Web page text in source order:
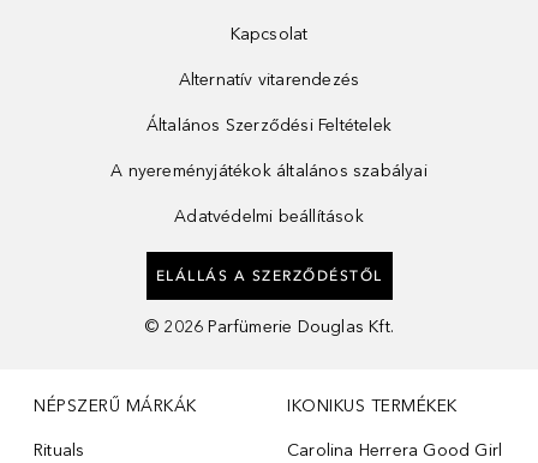
Kapcsolat
Alternatív vitarendezés
Általános Szerződési Feltételek
A nyereményjátékok általános szabályai
Adatvédelmi beállítások
ELÁLLÁS A SZERZŐDÉSTŐL
© 2026 Parfümerie Douglas Kft.
NÉPSZERŰ MÁRKÁK
Rituals
IKONIKUS TERMÉKEK
Carolina Herrera Good Girl